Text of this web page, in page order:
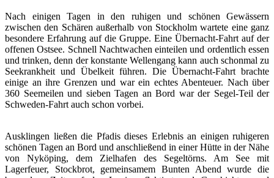
Nach einigen Tagen in den ruhigen und schönen Gewässern
zwischen den Schären außerhalb von Stockholm wartete eine ganz
besondere Erfahrung auf die Gruppe. Eine Übernacht-Fahrt auf der
offenen Ostsee. Schnell Nachtwachen einteilen und ordentlich essen
und trinken, denn der konstante Wellengang kann auch schonmal zu
Seekrankheit und Übelkeit führen. Die Übernacht-Fahrt brachte
einige an ihre Grenzen und war ein echtes Abenteuer. Nach über
360 Seemeilen und sieben Tagen an Bord war der Segel-Teil der
Schweden-Fahrt auch schon vorbei.
Ausklingen ließen die Pfadis dieses Erlebnis an einigen ruhigeren
schönen Tagen an Bord und anschließend in einer Hütte in der Nähe
von Nyköping, dem Zielhafen des Segeltörns. Am See mit
Lagerfeuer, Stockbrot, gemeinsamem Bunten Abend wurde die